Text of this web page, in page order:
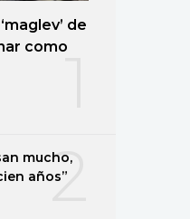
de
como
2
mucho,
años”